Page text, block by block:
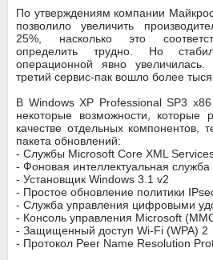
По утверждениям компании
позволило увеличить
25%, насколько это
определить трудно. Но
операционной явно
третий сервис-пак вошло более
В Windows XP Professional SP3
некоторые возможности,
качестве отдельных компонентов,
пакета обновлений:
- Службы Microsoft Core XML
- Фоновая интеллектуальная
- Установщик Windows 3.1 v2
- Простое обновление политики
- Служба управления цифровыми
- Консоль управления Microsoft
- Защищенный доступ Wi-Fi (WPA) 2
- Протокол Peer Name Resolution